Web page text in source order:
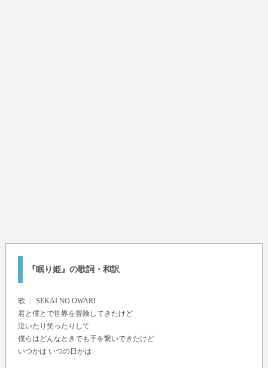
『眠り姫』の歌詞・和訳
歌 ： SEKAI NO OWARI
君と僕とで世界を冒険してきたけど
泣いたり笑ったりして
僕らはどんなときでも手を繋いできたけど
いつかは いつの日かは